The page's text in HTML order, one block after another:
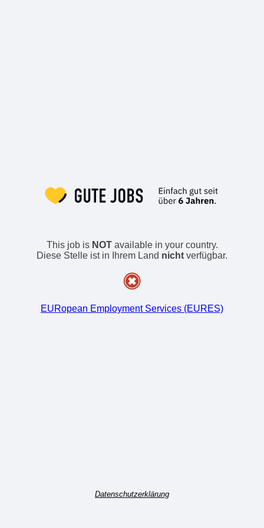
This job is NOTavailable in your country.
Diese Stelle ist in Ihrem Land nicht verfügbar.
EURopean Employment Services (EURES)
Datenschutzerklärung